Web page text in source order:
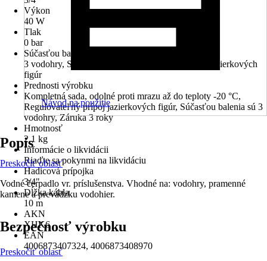
Výkon
40 W
Tlak
0 bar
Súčasťou balenia
3 vodohry, Stúpacia rúrka, Regulovateľný prípoj jazierkových
figúr
Prednosti výrobku
Kompletná sada, odolné proti mrazu až do teploty -20 °C,
Regulovateľný prípoj jazierkových figúr, Súčasťou balenia sú 3
vodohry, Záruka 3 roky
Hmotnosť
2,1 kg
Informácie o likvidácii
Riaďte sa pokynmi na likvidáciu
Hadicová prípojka
3/4"
Dĺžka kábla
10 m
AKN
XHK6
EAN
4006873407324, 4006873408970
Návod na použitie
Popis
Preskočiť oblasť
Vodné čerpadlo vr. príslušenstva. Vhodné na: vodohry, pramenné
kamene a prevádzku vodohier.
Bezpečnosť výrobku
Preskočiť oblasť